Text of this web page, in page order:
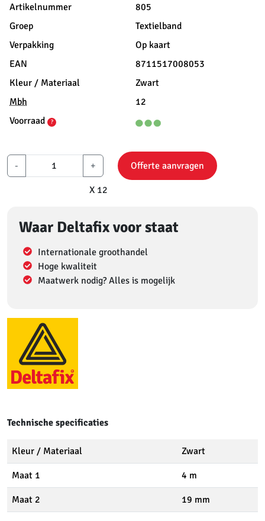
Artikelnummer
805
Groep
Textielband
Verpakking
Op kaart
EAN
8711517008053
Kleur / Materiaal
Zwart
Mbh
12
Voorraad
?
- +
X 12
Offerte aanvragen
Waar Deltafix voor staat
Internationale groothandel
Hoge kwaliteit
Maatwerk nodig? Alles is mogelijk
Technische specificaties
Kleur / Materiaal Zwart
Maat 1 4 m
Maat 2 19 mm